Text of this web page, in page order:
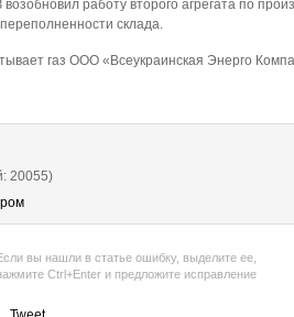
работу второго агрегата по
склада.
газ ООО «Всеукраинская Энерго
20055)
вы нашли в статье ошибку, выделите ее,
Ctrl+Enter и предложите исправление